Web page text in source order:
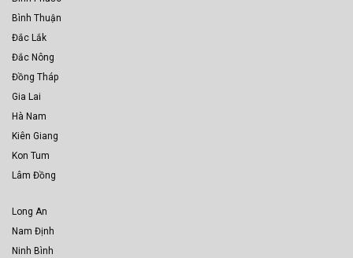
Bình Thuận
Đắc Lắk
Đắc Nông
Đồng Tháp
Gia Lai
Hà Nam
Kiên Giang
Kon Tum
Lâm Đồng
Long An
Nam Định
Ninh Bình